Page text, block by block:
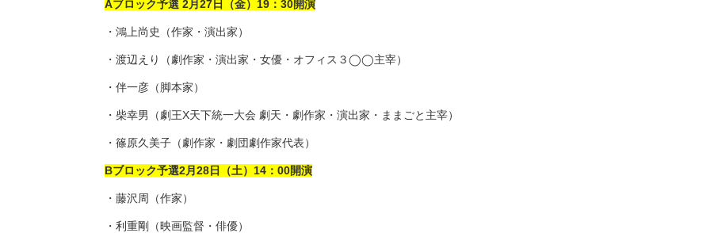
Aブロック予選 2月27日（金）19：30開演
・鴻上尚史（作家・演出家）
・渡辺えり（劇作家・演出家・女優・オフィス３◯◯主宰）
・伴一彦（脚本家）
・柴幸男（劇王X天下統一大会 劇天・劇作家・演出家・ままごと主宰）
・篠原久美子（劇作家・劇団劇作家代表）
Bブロック予選2月28日（土）14：00開演
・藤沢周（作家）
・利重剛（映画監督・俳優）